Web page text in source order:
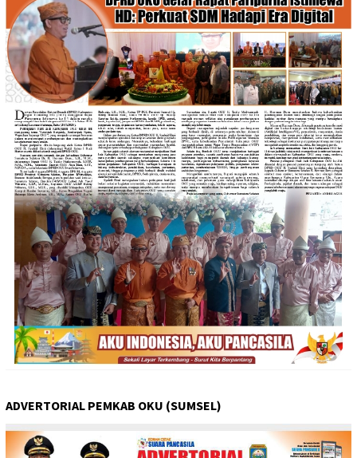
ADVERTORIAL PEMKAB OKU (SUMSEL)